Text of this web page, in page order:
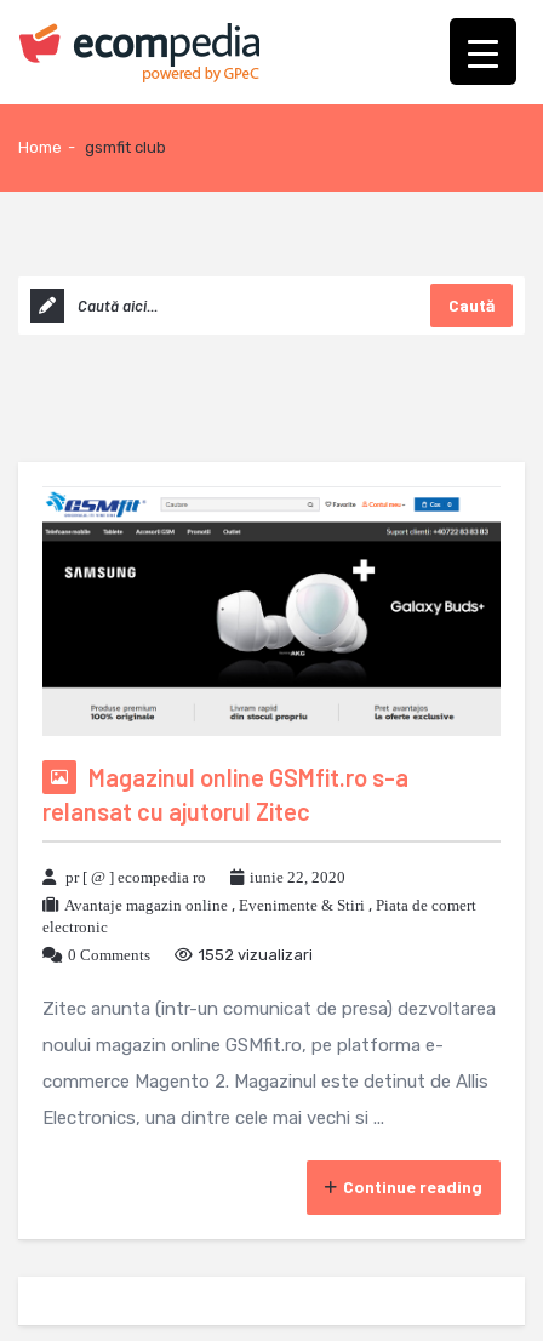
Home - gsmfit club
Caută
Magazinul online GSMfit.ro s-a
relansat cu ajutorul Zitec
pr [ @ ] ecompedia ro
iunie 22, 2020
Avantaje magazin online , Evenimente & Stiri , Piata de comert
electronic
0 Comments
1552 vizualizari
Zitec anunta (intr-un comunicat de presa) dezvoltarea
noului magazin online GSMfit.ro, pe platforma e-
commerce Magento 2. Magazinul este detinut de Allis
Electronics, una dintre cele mai vechi si ...
Continue reading